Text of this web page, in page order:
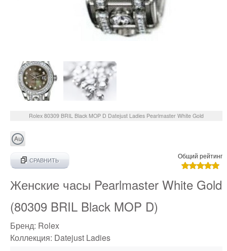
Rolex 80309 BRIL Black MOP D Datejust Ladies Pearlmaster White Gold
СРАВНИТЬ
Общий рейтинг
Женские часы Pearlmaster White Gold
(80309 BRIL Black MOP D)
Бренд: Rolex
Коллекция: Datejust Ladies